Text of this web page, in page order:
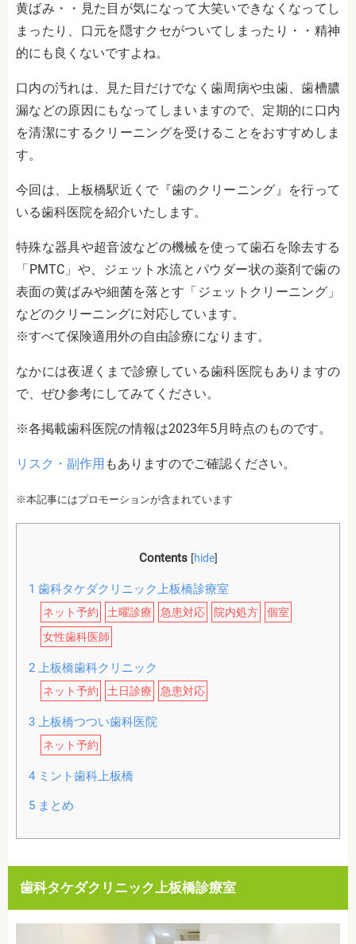
黄ばみ・・見た目が気になって大笑いできなくなってし
まったり、口元を隠すクセがついてしまったり・・精神
的にも良くないですよね。
口内の汚れは、見た目だけでなく歯周病や虫歯、歯槽膿
漏などの原因にもなってしまいますので、定期的に口内
を清潔にするクリーニングを受けることをおすすめしま
す。
今回は、上板橋駅近くで『歯のクリーニング』を行って
いる歯科医院を紹介いたします。
特殊な器具や超音波などの機械を使って歯石を除去する
「PMTC」や、ジェット水流とパウダー状の薬剤で歯の
表面の黄ばみや細菌を落とす「ジェットクリーニング」
などのクリーニングに対応しています。
※すべて保険適用外の自由診療になります。
なかには夜遅くまで診療している歯科医院もありますの
で、ぜひ参考にしてみてください。
※各掲載歯科医院の情報は2023年5月時点のものです。
リスク・副作用 もありますのでご確認ください。
※本記事にはプロモーションが含まれています
Contents [hide]
1 歯科タケダクリニック上板橋診療室
ネット予約 土曜診療 急患対応 院内処方
個室
女性歯科医師
2上板橋歯科クリニック
ネット予約 土日診療 急患対応
3上板橋つつい歯科医院
ネット予約
4ミント歯科上板橋
5まとめ
歯科タケダクリニック上板橋診療室